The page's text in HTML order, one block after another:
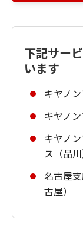
下記サー
います
キヤノ
キヤノ
キヤノ
ス（品川
名古屋
古屋）